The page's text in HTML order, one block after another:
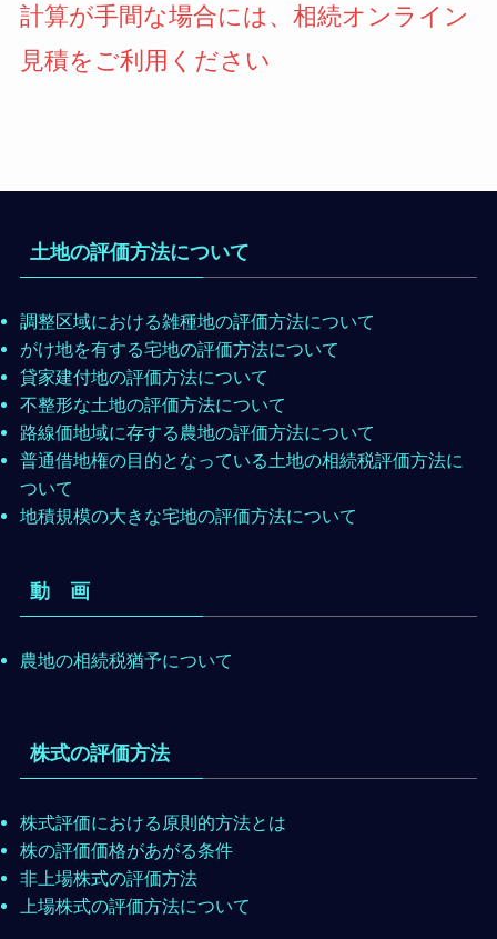
計算が手間な場合には、相続オンライン
見積をご利用ください
土地の評価方法について
調整区域における雑種地の評価方法について
がけ地を有する宅地の評価方法について
貸家建付地の評価方法について
不整形な土地の評価方法について
路線価地域に存する農地の評価方法について
普通借地権の目的となっている土地の相続税評価方法に
ついて
地積規模の大きな宅地の評価方法について
動 画
農地の相続税猶予について
株式の評価方法
株式評価における原則的方法とは
株の評価価格があがる条件
非上場株式の評価方法
上場株式の評価方法について